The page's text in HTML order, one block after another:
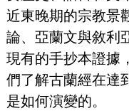
近東晚期的宗教景
論、亞蘭文與敘利
現有的手抄本證據
們了解古蘭經在達
是如何演變的。